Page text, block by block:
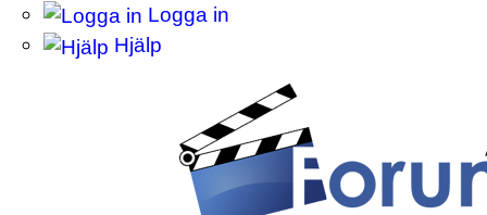
Logga in
Hjälp